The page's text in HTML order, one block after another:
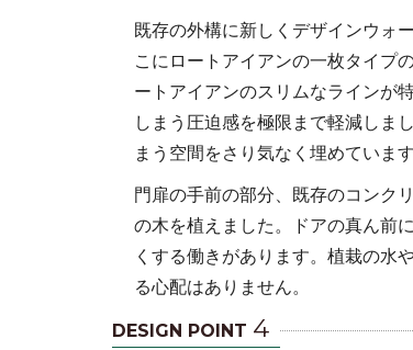
既存の外構に新しくデザインウォ
こにロートアイアンの一枚タイプ
ートアイアンのスリムなラインが
しまう圧迫感を極限まで軽減しま
まう空間をさり気なく埋めています
門扉の手前の部分、既存のコンク
の木を植えました。ドアの真ん前
くする働きがあります。植栽の水
る心配はありません。
DESIGN POINT 4